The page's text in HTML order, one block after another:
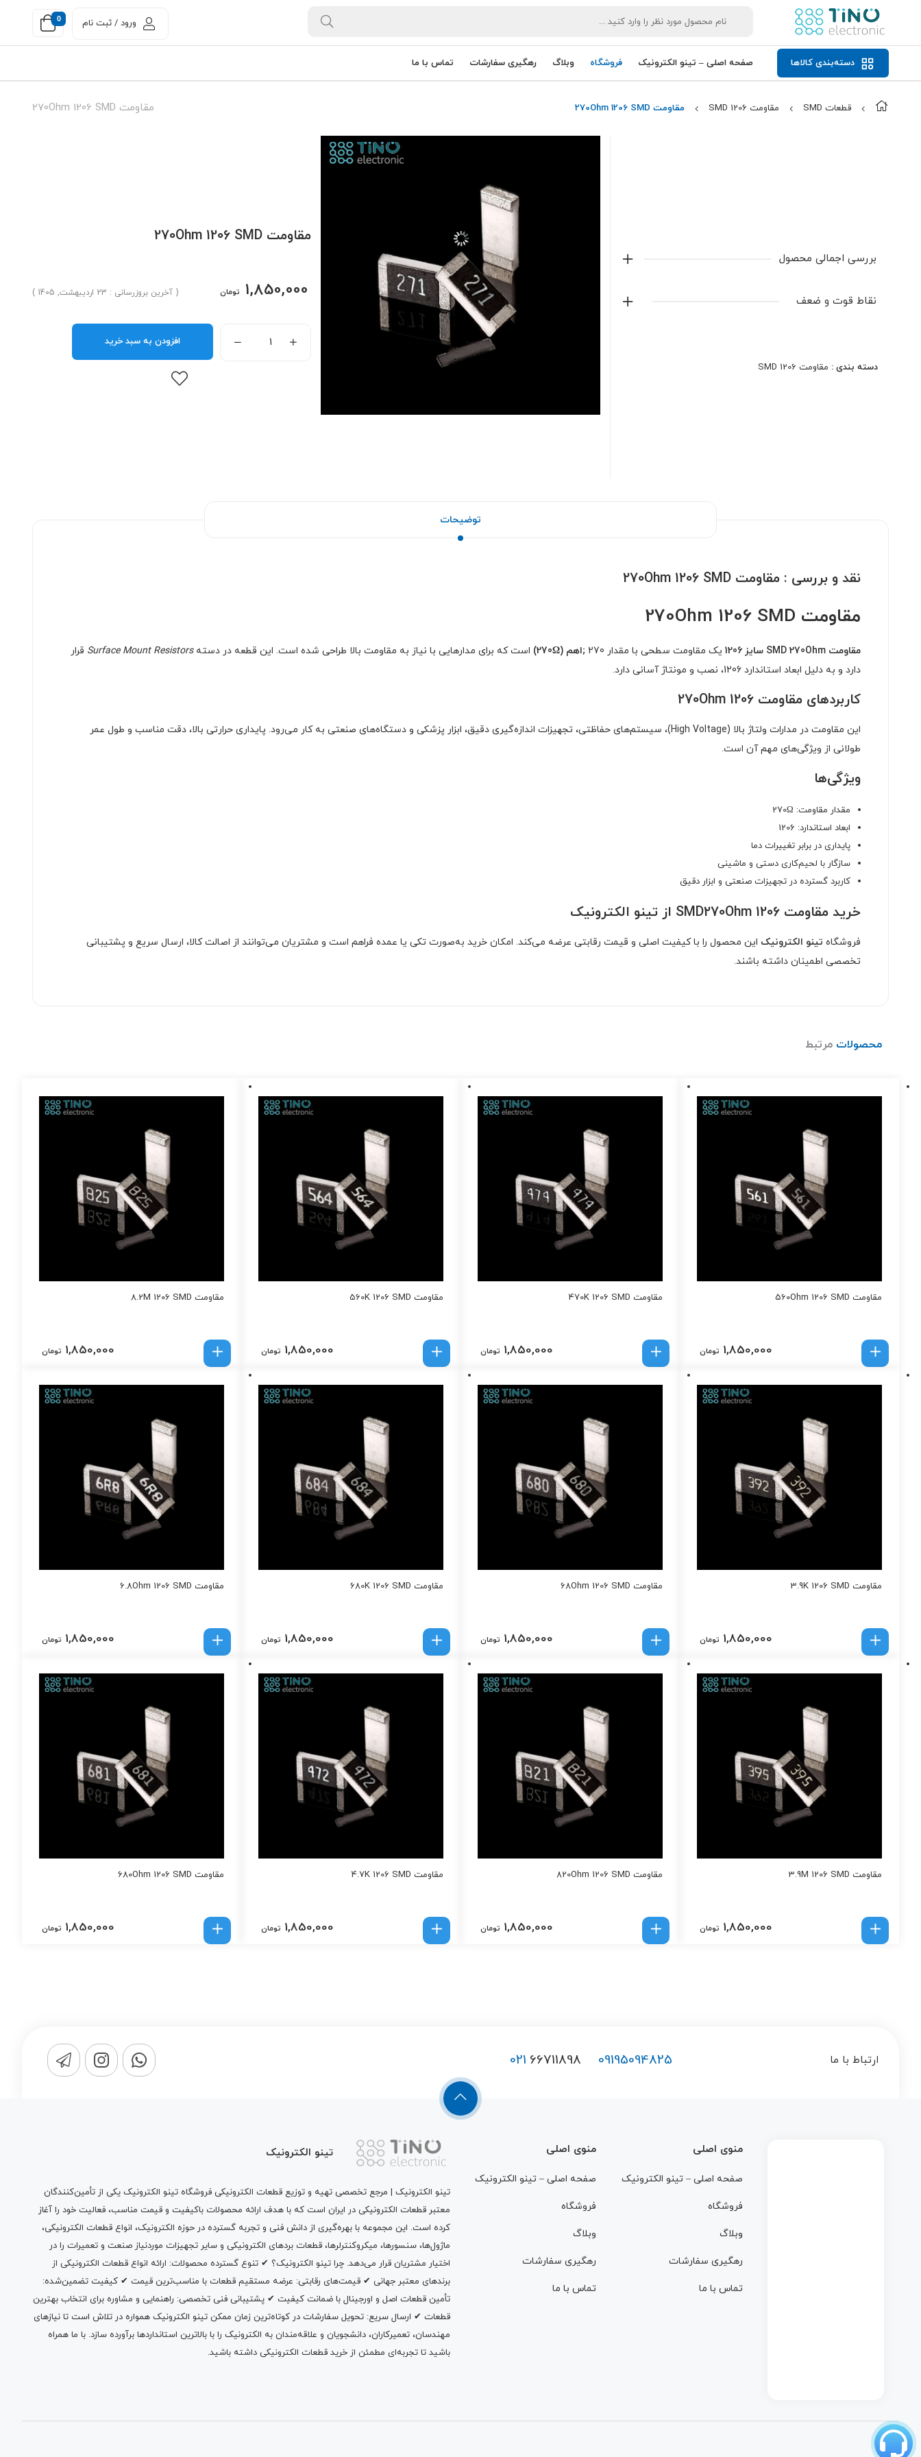
0 ورود / ثبت نام
دسته‌بندی کالاها صفحه اصلی – تینو الکترونیک فروشگاه وبلاگ رهگیری سفارشات تماس با ما
مقاومت 270Ohm 1206 SMD قطعات SMD مقاومت 1206 SMD مقاومت 270Ohm 1206 SMD
بررسی اجمالی محصول
نقاط قوت و ضعف
دسته بندی : مقاومت 1206 SMD
مقاومت 270Ohm 1206 SMD
1,850,000 تومان ( آخرین بروزرسانی : 23 اردیبهشت, 1405 )
افزودن به سبد خرید
توضیحات
نقد و بررسی : مقاومت 270Ohm 1206 SMD
مقاومت 270Ohm 1206 SMD
مقاومت SMD 270Ohm سایز 1206 یک مقاومت سطحی با مقدار 270 ;اهم (270Ω) است که برای مدارهایی با نیاز به مقاومت بالا طراحی شده است. این قطعه در دستهSurface Mount Resistors قرار
دارد و به دلیل ابعاد استاندارد 1206، نصب و مونتاژ آسانی دارد.
کاربردهای مقاومت 270Ohm 1206
این مقاومت در مدارات ولتاژ بالا (High Voltage)، سیستم‌های حفاظتی، تجهیزات اندازه‌گیری دقیق، ابزار پزشکی و دستگاه‌های صنعتی به کار می‌رود. پایداری حرارتی بالا، دقت مناسب و طول عمر
طولانی از ویژگی‌های مهم آن است.
ویژگی‌ها
مقدار مقاومت: 270Ω
ابعاد استاندارد: 1206
پایداری در برابر تغییرات دما
سازگار با لحیم‌کاری دستی و ماشینی
کاربرد گسترده در تجهیزات صنعتی و ابزار دقیق
خرید مقاومت SMD270Ohm 1206 از تینو الکترونیک
فروشگاه تینو الکترونیک این محصول را با کیفیت اصلی و قیمت رقابتی عرضه می‌کند. امکان خرید به‌صورت تکی یا عمده فراهم است و مشتریان می‌توانند از اصالت کالا، ارسال سریع و پشتیبانی
تخصصی اطمینان داشته باشند.
محصولات مرتبط
مقاومت 560Ohm 1206 SMD
1,850,000 تومان
مقاومت 470K 1206 SMD
1,850,000 تومان
مقاومت 560K 1206 SMD
1,850,000 تومان
مقاومت 8.2M 1206 SMD
1,850,000 تومان
مقاومت 3.9K 1206 SMD
1,850,000 تومان
مقاومت 68Ohm 1206 SMD
1,850,000 تومان
مقاومت 680K 1206 SMD
1,850,000 تومان
مقاومت 6.8Ohm 1206 SMD
1,850,000 تومان
مقاومت 3.9M 1206 SMD
1,850,000 تومان
مقاومت 820Ohm 1206 SMD
1,850,000 تومان
مقاومت 4.7K 1206 SMD
1,850,000 تومان
مقاومت 680Ohm 1206 SMD
1,850,000 تومان
ارتباط با ما 021 66711898 09195094825
منوی اصلی
صفحه اصلی – تینو الکترونیک
فروشگاه
وبلاگ
رهگیری سفارشات
تماس با ما
منوی اصلی
صفحه اصلی – تینو الکترونیک
فروشگاه
وبلاگ
رهگیری سفارشات
تماس با ما
تینو الکترونیک
تینو الکترونیک | مرجع تخصصی تهیه و توزیع قطعات الکترونیکی فروشگاه تینو الکترونیک یکی از تأمین‌کنندگان
معتبر قطعات الکترونیکی در ایران است که با هدف ارائه محصولات باکیفیت و قیمت مناسب، فعالیت خود را آغاز
کرده است. این مجموعه با بهره‌گیری از دانش فنی و تجربه گسترده در حوزه الکترونیک، انواع قطعات الکترونیکی،
ماژول‌ها، سنسورها، میکروکنترلرها، قطعات بردهای الکترونیکی و سایر تجهیزات موردنیاز صنعت و تعمیرات را در
اختیار مشتریان قرار می‌دهد. چرا تینو الکترونیک؟ ✔ تنوع گسترده محصولات: ارائه انواع قطعات الکترونیکی از
برندهای معتبر جهانی ✔ قیمت‌های رقابتی: عرضه مستقیم قطعات با مناسب‌ترین قیمت ✔ کیفیت تضمین‌شده:
تأمین قطعات اصل و اورجینال با ضمانت کیفیت ✔ پشتیبانی فنی تخصصی: راهنمایی و مشاوره برای انتخاب بهترین
قطعات ✔ ارسال سریع: تحویل سفارشات در کوتاه‌ترین زمان ممکن تینو الکترونیک همواره در تلاش است تا نیازهای
مهندسان، تعمیرکاران، دانشجویان و علاقه‌مندان به الکترونیک را با بالاترین استانداردها برآورده سازد. با ما همراه
باشید تا تجربه‌ای مطمئن از خرید قطعات الکترونیکی داشته باشید.